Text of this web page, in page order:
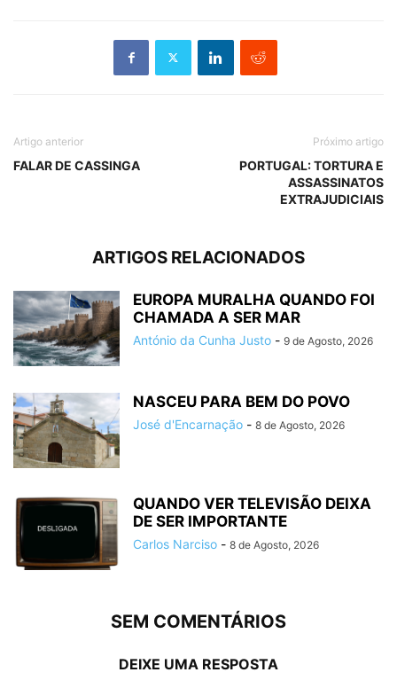
Artigo anterior
FALAR DE CASSINGA
Próximo artigo
PORTUGAL: TORTURA E
ASSASSINATOS
EXTRAJUDICIAIS
ARTIGOS RELACIONADOS
EUROPA MURALHA QUANDO FOI
CHAMADA A SER MAR
António da Cunha Justo - 9 de Agosto, 2026
NASCEU PARA BEM DO POVO
José d'Encarnação - 8 de Agosto, 2026
QUANDO VER TELEVISÃO DEIXA
DE SER IMPORTANTE
Carlos Narciso - 8 de Agosto, 2026
SEM COMENTÁRIOS
DEIXE UMA RESPOSTA